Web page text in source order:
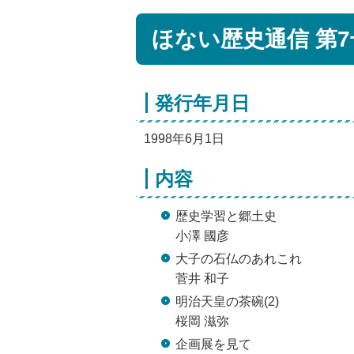
ほない歴史通信 第
発行年月日
1998年6月1日
内容
歴史学習と郷土史
小澤 國彦
大子の石仏のあれこれ
菅井 和子
明治天皇の茶碗(2)
桜岡 滋弥
企画展を見て